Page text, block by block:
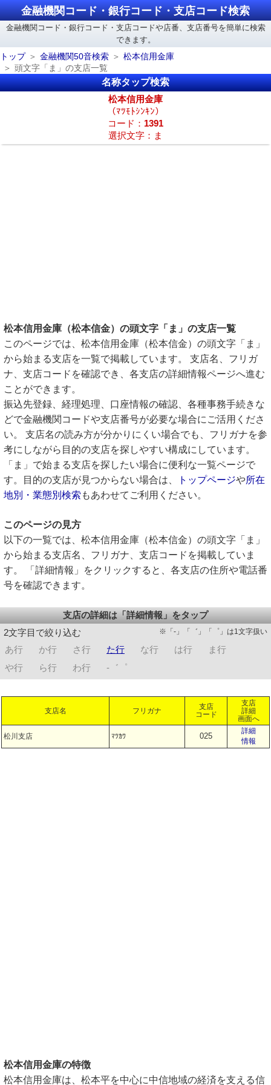
金融機関コード・銀行コード・支店コード検索
金融機関コード・銀行コード・支店コードや店番、支店番号を簡単に検索
できます。
トップ
金融機関50音検索
松本信用金庫
頭文字「ま」の支店一覧
名称タップ検索
松本信用金庫
（ﾏﾂﾓﾄｼﾝｷﾝ）
コード： 1391
選択文字：ま
松本信用金庫（松本信金）の頭文字「ま」の支店一覧
このページでは、松本信用金庫（松本信金）の頭文字「ま」
から始まる支店を一覧で掲載しています。 支店名、フリガ
ナ、支店コードを確認でき、各支店の詳細情報ページへ進む
ことができます。
振込先登録、経理処理、口座情報の確認、各種事務手続きな
どで金融機関コードや支店番号が必要な場合にご活用くださ
い。 支店名の読み方が分かりにくい場合でも、フリガナを参
考にしながら目的の支店を探しやすい構成にしています。
「ま」で始まる支店を探したい場合に便利な一覧ページで
す。目的の支店が見つからない場合は、
トップページや所在
地別・業態別検索 もあわせてご利用ください。
このページの見方
以下の一覧では、松本信用金庫（松本信金）の頭文字「ま」
から始まる支店名、フリガナ、支店コードを掲載していま
す。 「詳細情報」をクリックすると、各支店の住所や電話番
号を確認できます。
支店の詳細は「詳細情報」をタップ
2文字目で絞り込む
※「-」「゛」「゜」は1文字扱い
あ行 か行 さ行 た行 な行 は行
ま行
や行
ら行 わ行 -゛゜
支店名 フリガナ
支店
コード
支店
詳細
画面へ
松川支店 ﾏﾂｶﾜ 025
詳細
情報
松本信用金庫の特徴
松本信用金庫は、松本平を中心に中信地域の経済を支える信